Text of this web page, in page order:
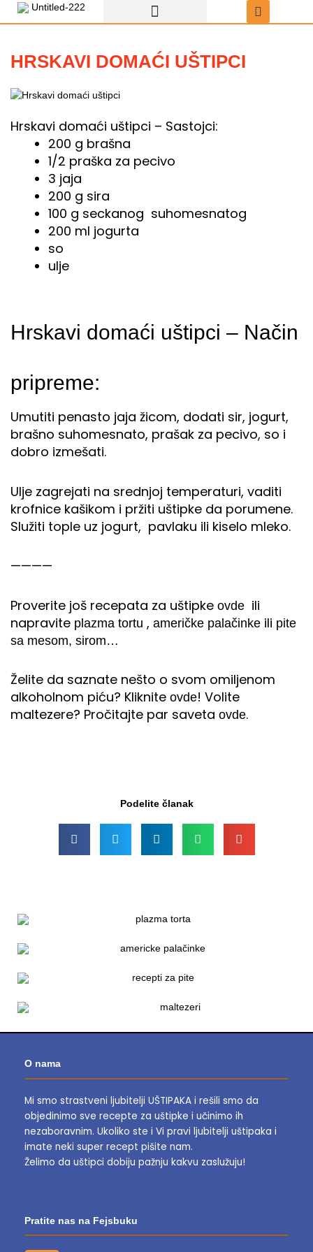
Пређи
садржај
HRSKAVI DOMAĆI UŠTIPCI
Hrskavi domaći uštipci – Sastojci:
200 g brašna
1/2 praška za pecivo
3 jaja
200 g sira
100 g seckanog suhomesnatog
200 ml jogurta
so
ulje
Hrskavi domaći uštipci – Način
pripreme:
Umutiti penasto jaja žicom, dodati sir, jogurt,
brašno suhomesnato, prašak za pecivo, so i
dobro izmešati.
Ulje zagrejati na srednjoj temperaturi, vaditi
krofnice kašikom i pržiti uštipke da porumene.
Služiti tople uz jogurt, pavlaku ili kiselo mleko.
————
Proverite još recepata za uštipke ovde ili
napravite plazma tortu , američke palačinke ili pite
sa mesom, sirom…
Želite da saznate nešto o svom omiljenom
alkoholnom piću? Kliknite ovde! Volite
maltezere? Pročitajte par saveta ovde.
Podelite članak
O nama
Mi smo strastveni ljubitelji UŠTIPAKA i rešili smo da
objedinimo sve recepte za uštipke i učinimo ih
nezaboravnim. Ukoliko ste i Vi pravi ljubitelji uštipaka i
imate neki super recept pišite nam.
Želimo da uštipci dobiju pažnju kakvu zaslužuju!
Pratite nas na Fejsbuku